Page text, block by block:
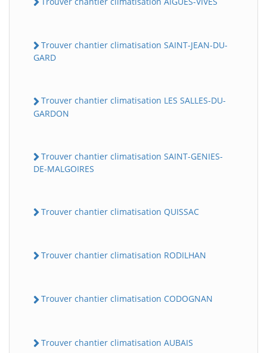
Trouver chantier climatisation SAINT-JEAN-DU-
GARD
Trouver chantier climatisation LES SALLES-DU-
GARDON
Trouver chantier climatisation SAINT-GENIES-
DE-MALGOIRES
Trouver chantier climatisation QUISSAC
Trouver chantier climatisation RODILHAN
Trouver chantier climatisation CODOGNAN
Trouver chantier climatisation AUBAIS